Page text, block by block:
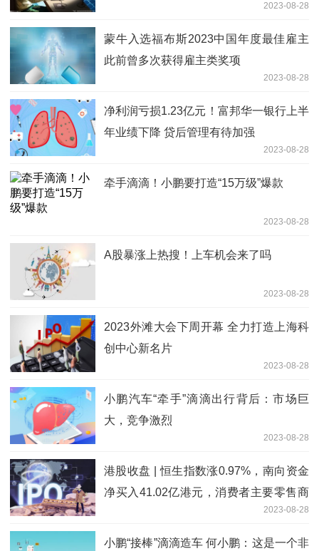
2023-08-28
蒙牛入选福布斯2023中国年度最佳雇主
此前曾多次获得雇主类奖项
2023-08-28
净利润亏损1.23亿元！富邦华一银行上半
年业绩下降 贷后管理有待加强
2023-08-28
牵手滴滴！小鹏要打造“15万级”爆款
2023-08-28
A股暴涨上热搜！上车机会来了吗
2023-08-28
2023外滩大会下周开幕 全力打造上海科
创中心新名片
2023-08-28
小鹏汽车“牵手”滴滴出行背后：市场巨
大，竞争激烈
2023-08-28
港股收盘 | 恒生指数涨0.97%，南向资金
净买入41.02亿港元，消费者主要零售商
2023-08-28
小鹏“接棒”滴滴造车 何小鹏：这是一个非